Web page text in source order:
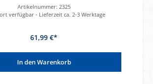
Artikelnummer: 2325
verfügbar - Lieferzeit ca. 2-3 Werktage
61,99 €*
In den Warenkorb